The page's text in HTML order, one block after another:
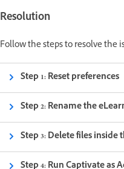
Resolution
Follow the steps to resolve the
Step 1: Reset preferences
Step 2: Rename the
Step 3: Delete files
Step 4: Run Captivate as